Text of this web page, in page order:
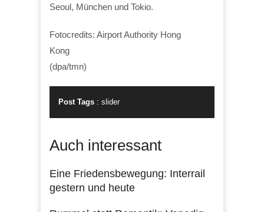
Seoul, München und Tokio.
Fotocredits: Airport Authority Hong
Kong
(dpa/tmn)
Post Tags : slider
Auch interessant
Eine Friedensbewegung: Interrail
gestern und heute